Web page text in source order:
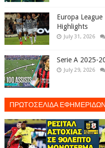
Europa
Highlights
July 31, 2026
Serie A 2025-
July 29, 2026
ΠΡΩΤΟΣΕΛΙΔΑ ΕΦΗΜΕΡΙΔΩΝ